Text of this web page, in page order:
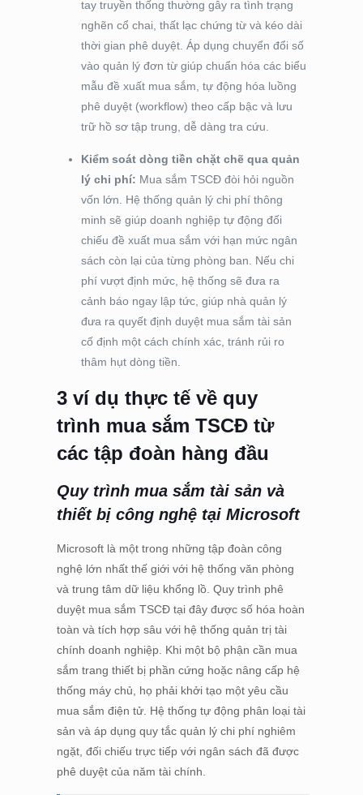
tay truyền thống thường gây ra tình trạng
nghẽn cổ chai, thất lạc chứng từ và kéo dài
thời gian phê duyệt. Áp dụng chuyển đổi số
vào quản lý đơn từ giúp chuẩn hóa các biểu
mẫu đề xuất mua sắm, tự động hóa luồng
phê duyệt (workflow) theo cấp bậc và lưu
trữ hồ sơ tập trung, dễ dàng tra cứu.
Kiểm soát dòng tiền chặt chẽ qua quản
lý chi phí: Mua sắm TSCĐ đòi hỏi nguồn
vốn lớn. Hệ thống quản lý chi phí thông
minh sẽ giúp doanh nghiệp tự động đối
chiếu đề xuất mua sắm với hạn mức ngân
sách còn lại của từng phòng ban. Nếu chi
phí vượt định mức, hệ thống sẽ đưa ra
cảnh báo ngay lập tức, giúp nhà quản lý
đưa ra quyết định duyệt mua sắm tài sản
cố định một cách chính xác, tránh rủi ro
thâm hụt dòng tiền.
3 ví dụ thực tế về quy
trình mua sắm TSCĐ từ
các tập đoàn hàng đầu
Quy trình mua sắm tài sản và
thiết bị công nghệ tại Microsoft
Microsoft là một trong những tập đoàn công
nghệ lớn nhất thế giới với hệ thống văn phòng
và trung tâm dữ liệu khổng lồ. Quy trình phê
duyệt mua sắm TSCĐ tại đây được số hóa hoàn
toàn và tích hợp sâu với hệ thống quản trị tài
chính doanh nghiệp. Khi một bộ phận cần mua
sắm trang thiết bị phần cứng hoặc nâng cấp hệ
thống máy chủ, họ phải khởi tạo một yêu cầu
mua sắm điện tử. Hệ thống tự động phân loại tài
sản và áp dụng quy tắc quản lý chi phí nghiêm
ngặt, đối chiếu trực tiếp với ngân sách đã được
phê duyệt của năm tài chính.